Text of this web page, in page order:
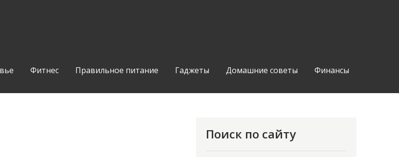
Фитнес Правильное питание Гаджеты Домашние советы Финансы
Поиск по сайту